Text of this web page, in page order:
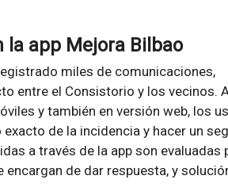
la app Mejora Bilbao
miles de comunicaciones,
entre el Consistorio y los vecinos.
y también en versión web, los
de la incidencia y hacer un
a través de la app son evaluadas
de dar respuesta, y